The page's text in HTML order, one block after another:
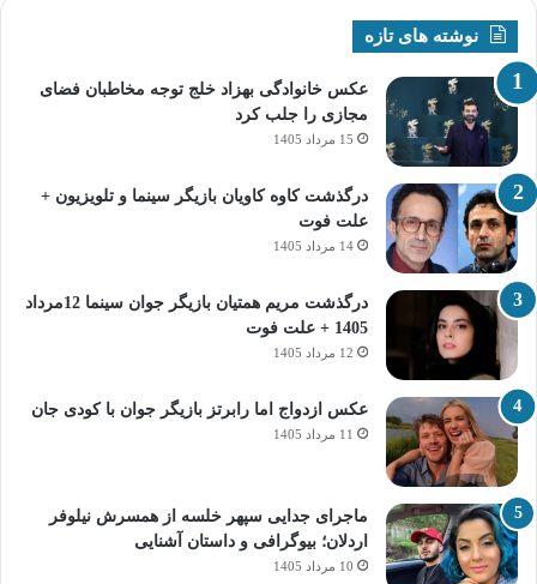
نوشته های تازه
عکس خانوادگی بهزاد خلج توجه مخاطبان فضای
مجازی را جلب کرد
15 مرداد 1405
درگذشت کاوه کاویان بازیگر سینما و تلویزیون +
علت فوت
14 مرداد 1405
درگذشت مریم همتیان بازیگر جوان سینما 12مرداد
1405 + علت فوت
12 مرداد 1405
عکس ازدواج اما رابرتز بازیگر جوان با کودی جان
11 مرداد 1405
ماجرای جدایی سپهر خلسه از همسرش نیلوفر
اردلان؛ بیوگرافی و داستان آشنایی
10 مرداد 1405